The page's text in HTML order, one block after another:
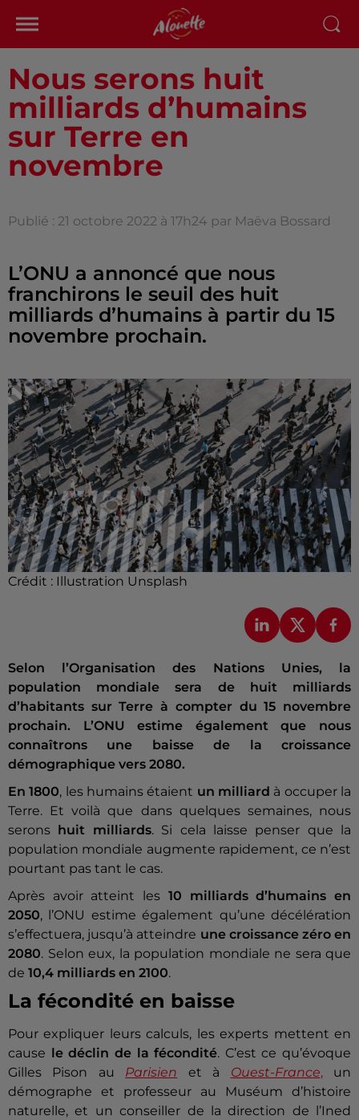
Nous serons huit
milliards d’humains
sur Terre en
novembre
Publié : 21 octobre 2022 à 17h24 par Maëva Bossard
L’ONU a annoncé que nous
franchirons le seuil des huit
milliards d’humains à partir du 15
novembre prochain.
Crédit : Illustration Unsplash
Selon l’Organisation des Nations Unies, la
population mondiale sera de huit milliards
d’habitants sur Terre à compter du 15 novembre
prochain. L’ONU estime également que nous
connaîtrons une baisse de la croissance
démographique vers 2080.
En 1800, les humains étaient un milliard à occuper la
Terre. Et voilà que dans quelques semaines, nous
serons
huit milliards. Si cela laisse penser que la
population mondiale augmente rapidement, ce n’est
pourtant pas tant le cas.
Après avoir atteint les 10 milliards d’humains en
2050, l’ONU estime également qu’une décélération
s’effectuera, jusqu’à atteindre une croissance zéro en
2080. Selon eux, la population mondiale ne sera que
de 10,4 milliards en 2100.
La fécondité en baisse
Pour expliquer leurs calculs, les experts mettent en
cause
le déclin de la fécondité. C’est ce qu’évoque
Gilles Pison au Parisien et à Ouest-France,un
démographe et professeur au Muséum d’histoire
naturelle, et un conseiller de la direction de l’Ined